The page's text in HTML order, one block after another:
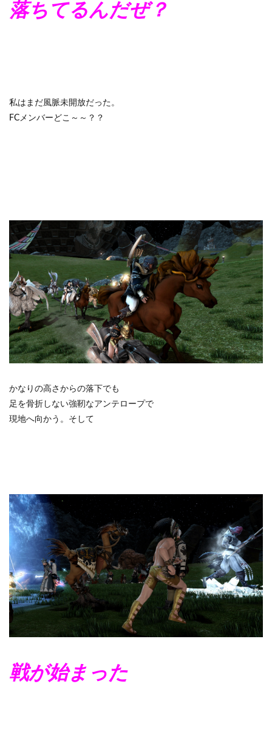
落ちてるんだぜ？
私はまだ風脈未開放だった。
FCメンバーどこ～～？？
かなりの高さからの落下でも
足を骨折しない強靭なアンテロープで
現地へ向かう。そして
戦が始まった